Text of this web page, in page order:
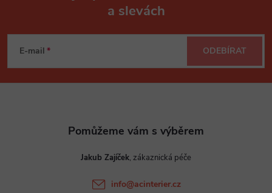
p
a slevách
E-mail ODEBÍRAT
Jakub Zajíček
info@acinterier.cz